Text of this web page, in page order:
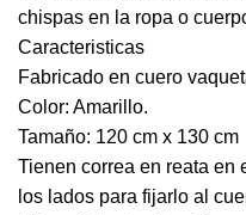
chispas en la ropa o
Caracteristicas
Fabricado en cuero
Color: Amarillo.
Tamaño: 120 cm x 130 cm
Tienen correa en reata en
los lados para fijarlo al